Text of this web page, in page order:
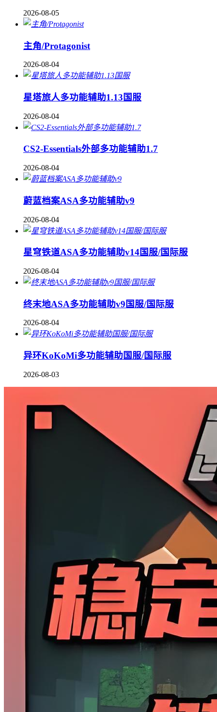
2026-08-05
主角/Protagonist
2026-08-04
星塔旅人多功能辅助1.13国服
2026-08-04
CS2-Essentials外部多功能辅助1.7
2026-08-04
蔚蓝档案ASA多功能辅助v9
2026-08-04
星穹铁道ASA多功能辅助v14国服/国际服
2026-08-04
终末地ASA多功能辅助v9国服/国际服
2026-08-04
异环KoKoMi多功能辅助国服/国际服
2026-08-03